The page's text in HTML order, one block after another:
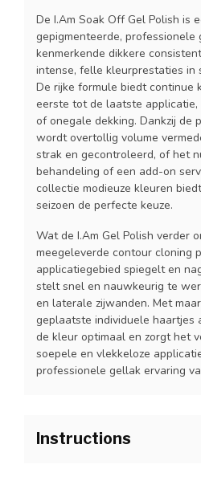
De I.Am Soak Off Gel Polish is
gepigmenteerde, professionele
kenmerkende dikkere
intense, felle kleurprestaties in
De rijke formule biedt continue
eerste tot de laatste
of onegale dekking. Dankzij de
wordt overtollig volume
strak en gecontroleerd, of het
behandeling of een add-on
collectie modieuze kleuren
seizoen de perfecte keuze.
Wat de I.Am Gel Polish verder
meegeleverde contour cloning
applicatiegebied spiegelt en
stelt snel en nauwkeurig te
en laterale zijwanden. Met
geplaatste individuele haartjes
de kleur optimaal en zorgt het
soepele en vlekkeloze
professionele gellak ervaring
Instructions